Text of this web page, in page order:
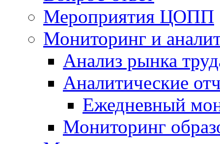
Мероприятия ЦОПП
Мониторинг и
Анализ рынка
Аналитические
Ежедневный
Мониторинг